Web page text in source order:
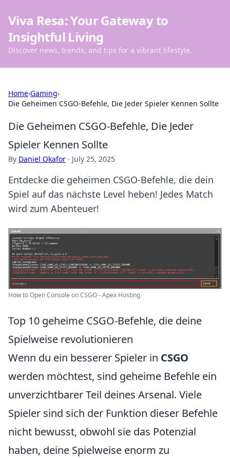
Viva Resa: Your Gateway to
Insightful Living
Discover news, trends, and tips for a vibrant lifestyle.
Home›Gaming›
Die Geheimen CSGO-Befehle, Die Jeder Spieler Kennen Sollte
Die Geheimen CSGO-Befehle, Die Jeder
Spieler Kennen Sollte
By Daniel Okafor · July 25, 2025
Entdecke die geheimen CSGO-Befehle, die dein
Spiel auf das nächste Level heben! Jedes Match
wird zum Abenteuer!
How to Open Console on CSGO - Apex Hosting
Top 10 geheime CSGO-Befehle, die deine
Spielweise revolutionieren
Wenn du ein besserer Spieler in CSGO
werden möchtest, sind geheime Befehle ein
unverzichtbarer Teil deines Arsenal. Viele
Spieler sind sich der Funktion dieser Befehle
nicht bewusst, obwohl sie das Potenzial
haben, deine Spielweise enorm zu